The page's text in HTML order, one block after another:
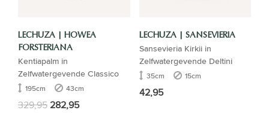
LECHUZA | HOWEA
FORSTERIANA
Kentiapalm in
Zelfwatergevende Classico
195cm 43cm
329,95282,95
LECHUZA | SANSEVIERIA
Sansevieria Kirkii in
Zelfwatergevende Deltini
35cm 15cm
42,95